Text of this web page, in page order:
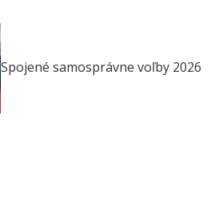
Spojené samosprávne voľby 2026